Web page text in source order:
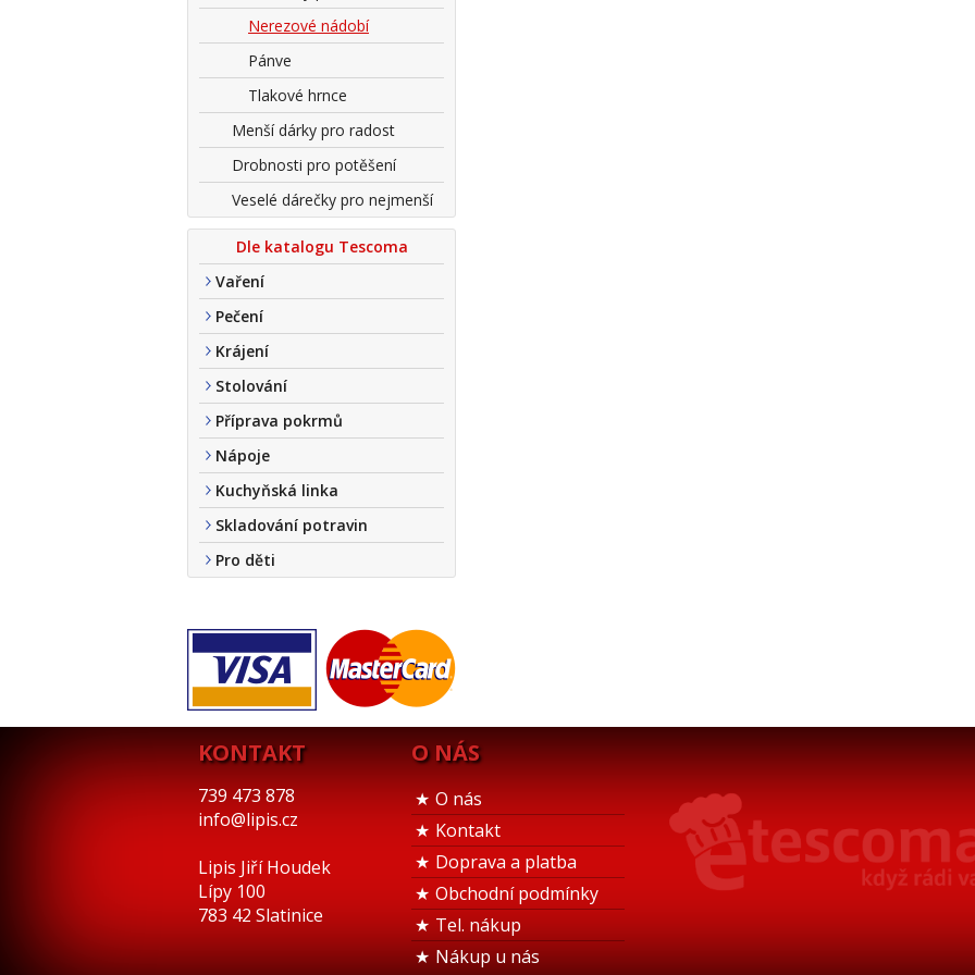
Nerezové nádobí
Pánve
Tlakové hrnce
Menší dárky pro radost
Drobnosti pro potěšení
Veselé dárečky pro nejmenší
Dle katalogu Tescoma
Vaření
Pečení
Krájení
Stolování
Příprava pokrmů
Nápoje
Kuchyňská linka
Skladování potravin
Pro děti
KONTAKT
739 473 878
info@lipis.cz
Lipis Jiří Houdek
Lípy 100
783 42 Slatinice
O NÁS
O nás
Kontakt
Doprava a platba
Obchodní podmínky
Tel. nákup
Nákup u nás